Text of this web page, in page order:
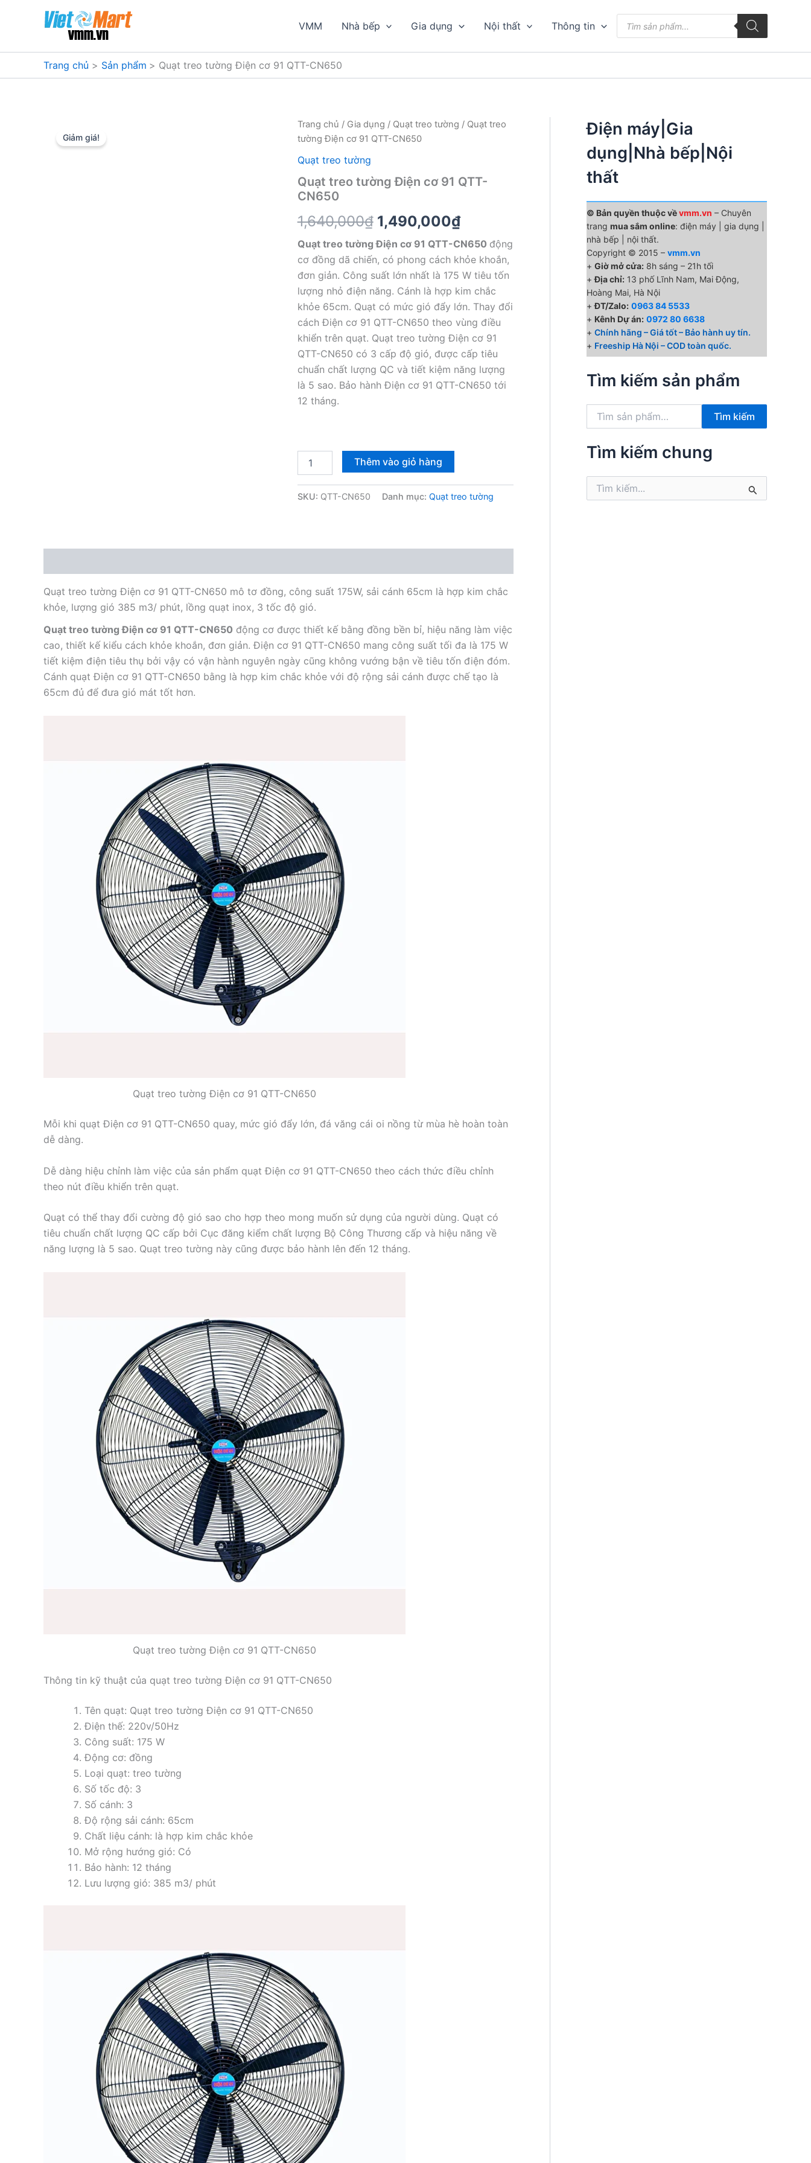
dung
VMM Nhà bếp Gia dụng Nội thất Thông tin
kiếm
phẩm
Trang chủ Sản phẩm Quạt treo tường Điện cơ 91 QTT-CN650
Giảm giá!
Trang chủ / Gia dụng / Quạt treo tường / Quạt treo
tường Điện cơ 91 QTT-CN650
Quạt treo tường
Quạt treo tường Điện cơ 91 QTT-
CN650
1,640,000₫ Giá
gốc
là:
1,640,000₫.
1,490,000₫Giá
hiện
tại
là:
1,490,000₫.
Quạt treo tường Điện cơ 91 QTT-CN650 động
cơ đồng dã chiến, có phong cách khỏe khoắn,
đơn giản. Công suất lớn nhất là 175 W tiêu tốn
lượng nhỏ điện năng. Cánh là hợp kim chắc
khỏe 65cm. Quạt có mức gió đẩy lớn. Thay đổi
cách Điện cơ 91 QTT-CN650 theo vùng điều
khiển trên quạt. Quạt treo tường Điện cơ 91
QTT-CN650 có 3 cấp độ gió, được cấp tiêu
chuẩn chất lượng QC và tiết kiệm năng lượng
là 5 sao. Bảo hành Điện cơ 91 QTT-CN650 tới
12 tháng.
treo
Điện
Thêm vào giỏ hàng
SKU: QTT-CN650 Danh mục: Quạt treo tường
Quạt treo tường Điện cơ 91 QTT-CN650 mô tơ đồng, công suất 175W, sải cánh 65cm là hợp kim chắc
khỏe, lượng gió 385 m3/ phút, lồng quạt inox, 3 tốc độ gió.
Quạt treo tường Điện cơ 91 QTT-CN650 động cơ được thiết kế bằng đồng bền bỉ, hiệu năng làm việc
cao, thiết kế kiểu cách khỏe khoắn, đơn giản. Điện cơ 91 QTT-CN650 mang công suất tối đa là 175 W
tiết kiệm điện tiêu thụ bởi vậy có vận hành nguyên ngày cũng không vướng bận về tiêu tốn điện đóm.
Cánh quạt Điện cơ 91 QTT-CN650 bằng là hợp kim chắc khỏe với độ rộng sải cánh được chế tạo là
65cm đủ để đưa gió mát tốt hơn.
Quạt treo tường Điện cơ 91 QTT-CN650
Mỗi khi quạt Điện cơ 91 QTT-CN650 quay, mức gió đẩy lớn, đá văng cái oi nồng từ mùa hè hoàn toàn
dễ dàng.
Dễ dàng hiệu chỉnh làm việc của sản phẩm quạt Điện cơ 91 QTT-CN650 theo cách thức điều chỉnh
theo nút điều khiển trên quạt.
Quạt có thể thay đổi cường độ gió sao cho hợp theo mong muốn sử dụng của người dùng. Quạt có
tiêu chuẩn chất lượng QC cấp bởi Cục đăng kiểm chất lượng Bộ Công Thương cấp và hiệu năng về
năng lượng là 5 sao. Quạt treo tường này cũng được bảo hành lên đến 12 tháng.
Quạt treo tường Điện cơ 91 QTT-CN650
Thông tin kỹ thuật của quạt treo tường Điện cơ 91 QTT-CN650
Tên quạt: Quạt treo tường Điện cơ 91 QTT-CN650
Điện thế: 220v/50Hz
Công suất: 175 W
Động cơ: đồng
Loại quạt: treo tường
Số tốc độ: 3
Số cánh: 3
Độ rộng sải cánh: 65cm
Chất liệu cánh: là hợp kim chắc khỏe
Mở rộng hướng gió: Có
Bảo hành: 12 tháng
Lưu lượng gió: 385 m3/ phút
Điện máy|Gia
dụng|Nhà bếp|Nội
thất
© Bản quyền thuộc vềvmm.vn – Chuyên
trang mua sắm online: điện máy | gia dụng |
nhà bếp | nội thất.
Copyright © 2015 – vmm.vn
+ Giờ mở cửa: 8h sáng – 21h tối
+Địa chỉ: 13 phố Lĩnh Nam, Mai Động,
Hoàng Mai, Hà Nội
+ĐT/Zalo: 0963 84 5533
+ Kênh Dự án: 0972 80 6638
+ Chính hãng – Giá tốt – Bảo hành uy tín.
+ Freeship Hà Nội – COD toàn quốc.
Tìm kiếm sản phẩm
k
Tìm kiếm
Tìm kiếm chung